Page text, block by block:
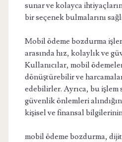
sunar ve kolayca
bir seçenek bulmalarını
Mobil ödeme bozdurma
arasında hız, kolaylık ve
Kullanıcılar, mobil
dönüştürebilir ve
edebilirler. Ayrıca, bu işlem
güvenlik önlemleri
kişisel ve finansal
mobil ödeme bozdurma,